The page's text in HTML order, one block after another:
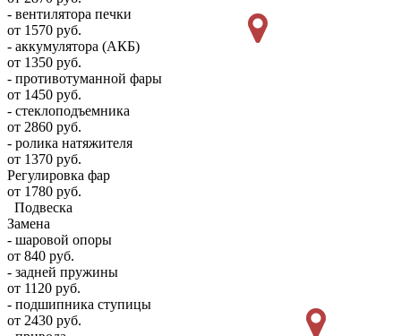
- вентилятора печки
от 1570 руб.
- аккумулятора (АКБ)
от 1350 руб.
- противотуманной фары
от 1450 руб.
- стеклоподъемника
от 2860 руб.
- ролика натяжителя
от 1370 руб.
Регулировка фар
от 1780 руб.
Подвеска
Замена
- шаровой опоры
от 840 руб.
- задней пружины
от 1120 руб.
- подшипника ступицы
от 2430 руб.